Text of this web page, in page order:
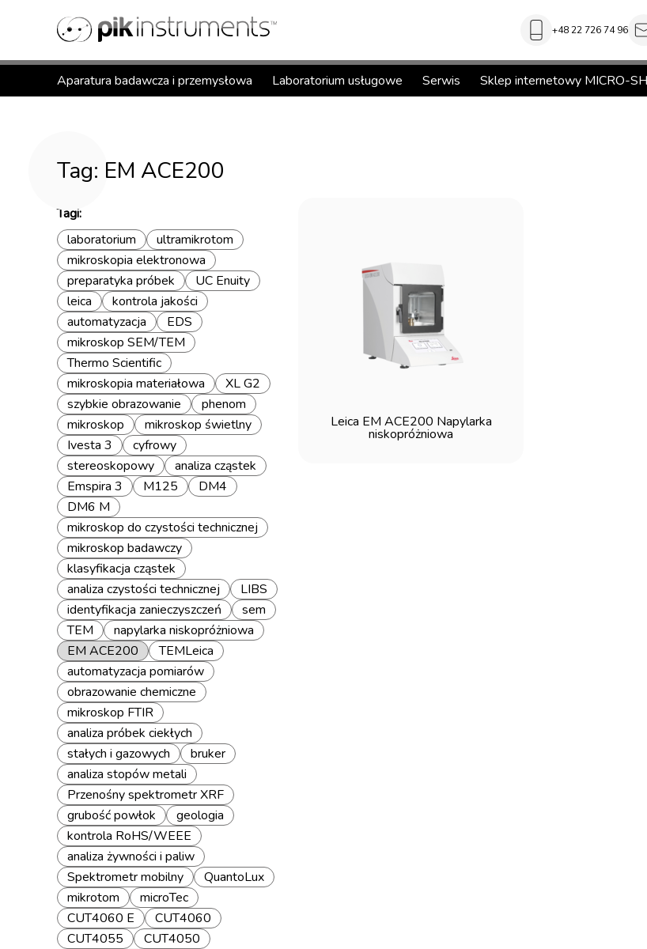
+48 22 726 74 96
Aparatura badawcza i przemysłowa Laboratorium usługowe Serwis Sklep internetowy MICRO-
Tag: EM ACE200
Tagi:
laboratorium
ultramikrotom
mikroskopia elektronowa
preparatyka próbek
UC Enuity
leica
kontrola jakości
automatyzacja
EDS
mikroskop SEM/TEM
Thermo Scientific
mikroskopia materiałowa
XL G2
szybkie obrazowanie
phenom
mikroskop
mikroskop świetlny
Ivesta 3
cyfrowy
stereoskopowy
analiza cząstek
Emspira 3
M125
DM4
DM6 M
mikroskop do czystości technicznej
mikroskop badawczy
klasyfikacja cząstek
analiza czystości technicznej
LIBS
identyfikacja zanieczyszczeń
sem
TEM
napylarka niskopróżniowa
EM ACE200
TEMLeica
automatyzacja pomiarów
obrazowanie chemiczne
mikroskop FTIR
analiza próbek ciekłych
stałych i gazowych
bruker
analiza stopów metali
Przenośny spektrometr XRF
grubość powłok
geologia
kontrola RoHS/WEEE
analiza żywności i paliw
Spektrometr mobilny
QuantoLux
mikrotom
microTec
CUT4060 E
CUT4060
CUT4055
CUT4050
Leica EM ACE200 Napylarka
niskopróżniowa